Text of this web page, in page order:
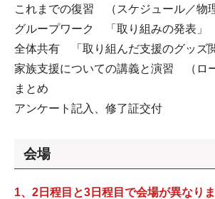
これまでの復習 （スケジュール／物
グループワーク 「取り組みの発表」
全体共有 「取り組んだ支援のグッズ
家族支援についての講義と演習 （ロ
まとめ
アンケート記入、修了証交付
会場
1、2日程目と3日程目で会場が異なり